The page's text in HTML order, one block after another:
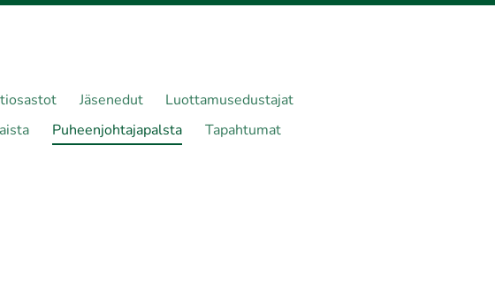
Jäsenedut
Luottamusedustajat
Puheenjohtajapalsta
Tapahtumat